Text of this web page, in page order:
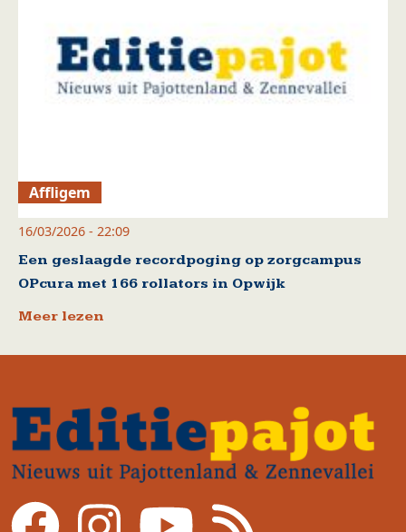
Affligem
16/03/2026 - 22:09
Een geslaagde recordpoging op zorgcampus
OPcura met 166 rollators in Opwijk
Meer lezen